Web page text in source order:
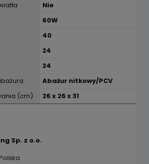
Nie
60W
40
24
24
Abażur nitkowy/PCV
(cm)
26 x 26 x 31
Sp. z o.o.